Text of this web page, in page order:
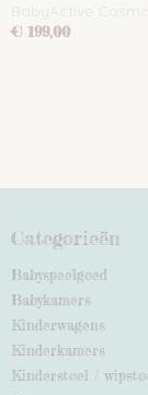
BabyActive
€ 199,00
Categorieën
Babyspeelgoed
Babykamers
Kinderwagens
Kinderkamers
Kinderstoel /